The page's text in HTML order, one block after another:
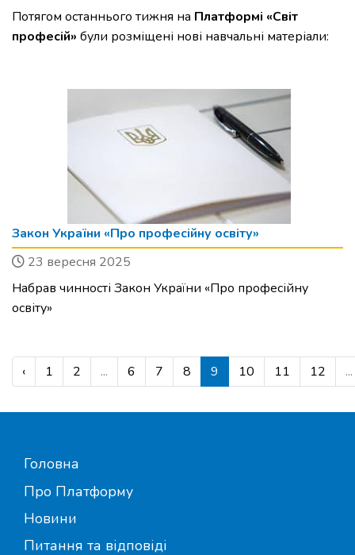
Потягом останнього тижня на Платформі «Світ
професій» були розміщені нові навчальні матеріали:
Закон України «Про професійну освіту»
23 вересня 2025
Набрав чинності Закон України «Про професійну
освіту»
‹ 1 2 ... 6 7 8 9 10 11 12 ...
Головна
Про Платформу
Новини
Питання та відповіді